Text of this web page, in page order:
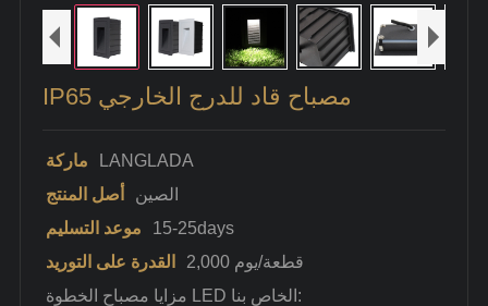
IP65 مصباح قاد للدرج الخارجي
ماركة
LANGLADA
أصل المنتج
الصين
موعد التسليم
15-25days
القدرة على التوريد
2,000 قطعة/يوم
مزايا مصباح الخطوة LED الخاص بنا: